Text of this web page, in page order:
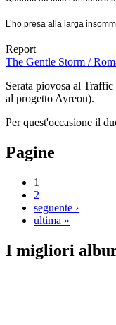
L’ho presa alla larga
Report
The Gentle Storm /
Serata piovosa al
al progetto Ayreon).
Per quest'occasione il
Pagine
1
2
seguente ›
ultima »
I migliori